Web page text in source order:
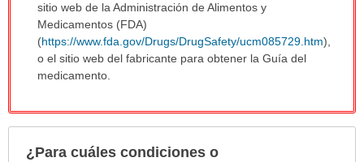
sitio web de la Administración de Alimentos y
Medicamentos (FDA)
(https://www.fda.gov/Drugs/DrugSafety/ucm085729.htm),
o el sitio web del fabricante para obtener la Guía del
medicamento.
¿Para cuáles condiciones o